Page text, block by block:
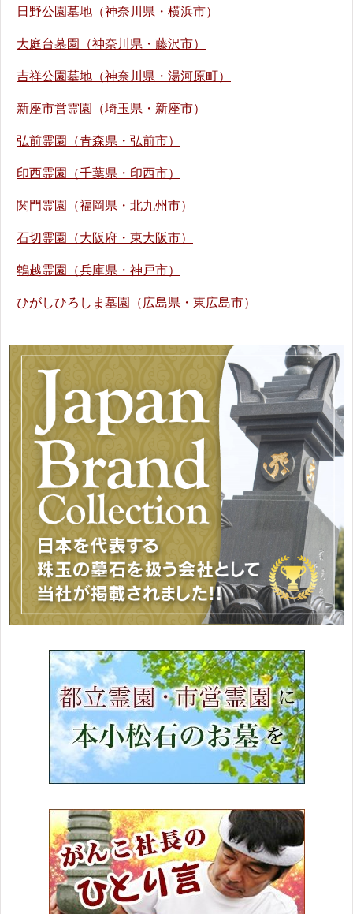
日野公園墓地（神奈川県・横浜市）
大庭台墓園（神奈川県・藤沢市）
吉祥公園墓地（神奈川県・湯河原町）
新座市営霊園（埼玉県・新座市）
弘前霊園（青森県・弘前市）
印西霊園（千葉県・印西市）
関門霊園（福岡県・北九州市）
石切霊園（大阪府・東大阪市）
鵯越霊園（兵庫県・神戸市）
ひがしひろしま墓園（広島県・東広島市）